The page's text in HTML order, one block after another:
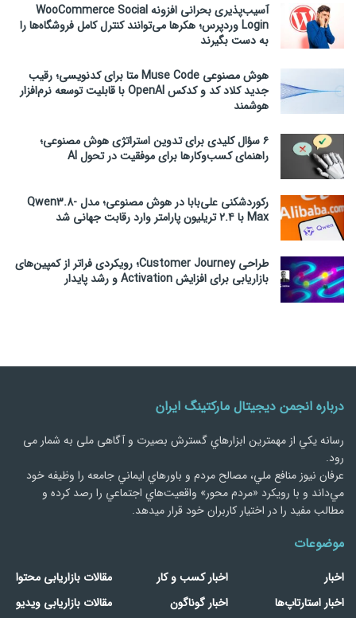
آسیب‌پذیری بحرانی افزونه WooCommerce Social
Login وردپرس؛ هکرها می‌توانند کنترل کامل فروشگاه‌ها را
به دست بگیرند
هوش مصنوعی Muse Code متا برای کدنویسی؛ رقیب
جدید کلاد کد و کدکس OpenAI با قابلیت توسعه نرم‌افزار
هوشمند
۶ سؤال کلیدی برای تدوین استراتژی هوش مصنوعی؛
راهنمای کسب‌وکارها برای موفقیت در تحول AI
رکوردشکنی علی‌بابا در هوش مصنوعی؛ مدل Qwen3.8-
Max با ۲.۴ تریلیون پارامتر وارد رقابت جهانی شد
طراحی Customer Journey؛ رویکردی فراتر از کمپین‌های
بازاریابی برای افزایش Activation و رشد پایدار
درباره انجمن دیجیتال مارکتینگ ایران
رسانه يكي از مهمترین ابزارهاي گسترش بصیرت و آگاهی ملی به شمار می
رود.
عرفان نیوز منافع ملي، مصالح مردم و باورهاي ايماني جامعه را وظيفه خود
مي‌داند و با رويكرد «مردم‌ محور» واقعيت‌هاي اجتماعي را رصد کرده و
مطالب مفید را در اختیار کاربران خود قرار میدهد.
موضوعات
اخبار
اخبار استارتاپ‌ها
اخبار کسب و کار
اخبار گوناگون
مقالات بازاریابی محتوا
مقالات بازاریابی ویدیو